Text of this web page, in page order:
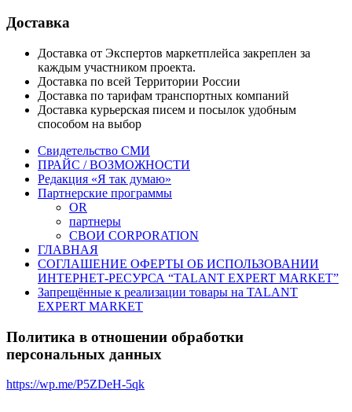
Доставка
Доставка от Экспертов маркетплейса закреплен за
каждым участником проекта.
Доставка по всей Территории России
Доставка по тарифам транспортных компаний
Доставка курьерская писем и посылок удобным
способом на выбор
Свидетельство СМИ
ПРАЙС / ВОЗМОЖНОСТИ
Редакция «Я так думаю»
Партнерские программы
OR
партнеры
СВОИ CORPORATION
ГЛАВНАЯ
СОГЛАШЕНИЕ ОФЕРТЫ ОБ ИСПОЛЬЗОВАНИИ
ИНТЕРНЕТ-РЕСУРСА “TALANT EXPERT MARKET”
Запрещённые к реализации товары на TALANT
EXPERT MARKET
Политика в отношении обработки
персональных данных
https://wp.me/P5ZDeH-5qk